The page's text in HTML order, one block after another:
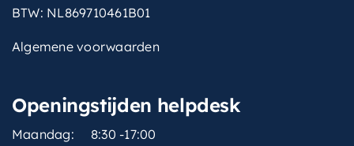
BTW: NL869710461B01
Algemene voorwaarden
Openingstijden helpdesk
Maandag:
8:30 -17:00